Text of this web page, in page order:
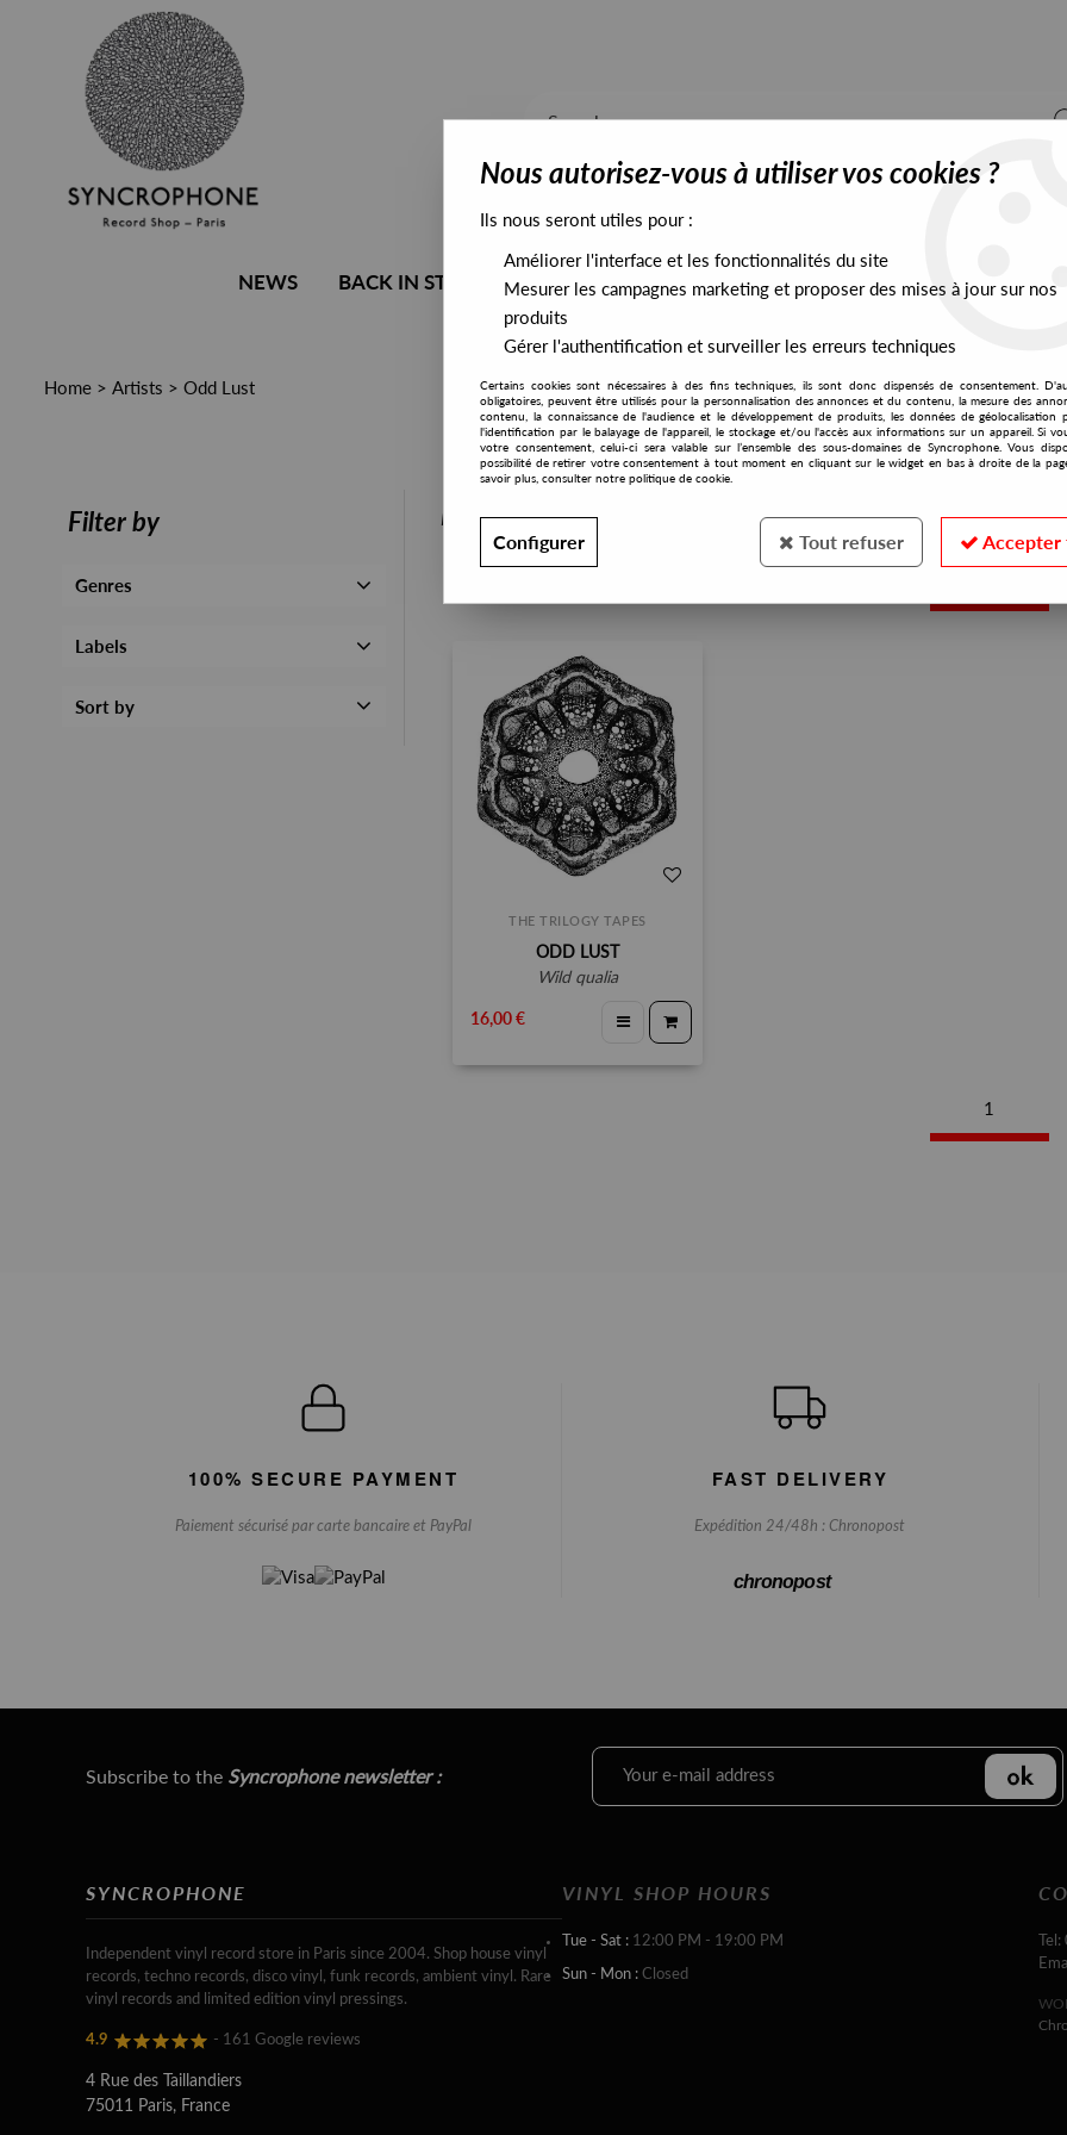
NEWS BACK IN STOCK ALL STOCK EXCLUSIVES PRESALES EXCLUSIVES
Home > Artists > Odd Lust
Filter by
Genres
Labels
Sort by
PRESALES EXCLUSIVES
THE TRILOGY TAPES
ODD LUST
wild qualia
16,00 €
1
100% SECURE PAYMENT
Paiement sécurisé par carte bancaire et PayPal
FAST DELIVERY
Expédition 24/48h : Chronopost
chronopost
Subscribe to the Syncrophone newsletter :
SYNCROPHONE
Independent vinyl record store in Paris since 2004. Shop house vinyl
records, techno records, disco vinyl, funk records, ambient vinyl. Rare
vinyl records and limited edition vinyl pressings.
4.9 - 161 Google reviews
4 Rue des Taillandiers
75011 Paris, France
VINYL SHOP HOURS
Tue - Sat : 12:00 PM - 19:00 PM
Sun - Mon : Closed
Nous autorisez-vous à utiliser vos cookies ?
Ils nous seront utiles pour :
Améliorer l'interface et les fonctionnalités du site
Mesurer les campagnes marketing et proposer des mises à jour sur nos
produits
Gérer l'authentification et surveiller les erreurs techniques
Certains cookies sont nécessaires à des fins techniques, ils sont donc dispensés de consentement.
obligatoires, peuvent être utilisés pour la personnalisation des annonces et du contenu, la mesure des
contenu, la connaissance de l'audience et le développement de produits, les données de géolocalisation
l'identification par le balayage de l'appareil, le stockage et/ou l'accès aux informations sur un appareil. Si
votre consentement, celui-ci sera valable sur l’ensemble des sous-domaines de Syncrophone. Vous
possibilité de retirer votre consentement à tout moment en cliquant sur le widget en bas à droite de la
savoir plus, consulter notre politique de cookie.
Configurer Tout refuser Accepter